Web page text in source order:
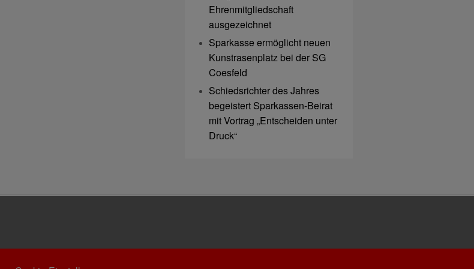
Ehrenmitgliedschaft
ausgezeichnet
Sparkasse ermöglicht neuen
Kunstrasenplatz bei der SG
Coesfeld
Schiedsrichter des Jahres
begeistert Sparkassen-Beirat
mit Vortrag „Entscheiden unter
Druck“